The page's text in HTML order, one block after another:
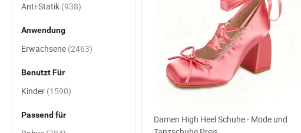
Damen High Heel Schuhe - Mode und
Anti-Statik (938)
Anwendung
Erwachsene (2463)
Benutzt Für
Kinder (1590)
Passend für